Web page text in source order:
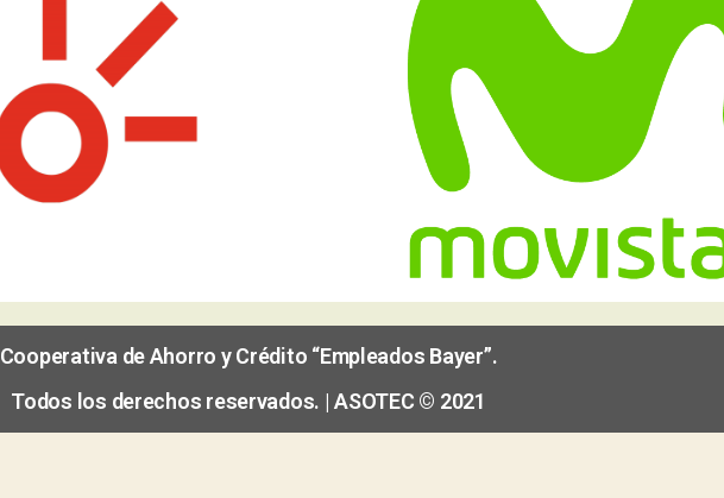
Cooperativa de Ahorro y Crédito “Empleados Bayer”.
Todos los derechos reservados. | ASOTEC © 2021